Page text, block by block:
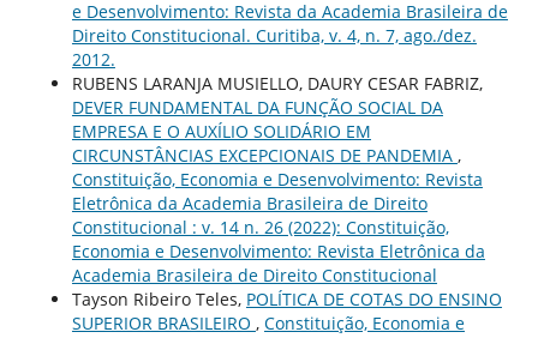
e Desenvolvimento: Revista da Academia Brasileira de
Direito Constitucional. Curitiba, v. 4, n. 7, ago./dez.
2012.
RUBENS LARANJA MUSIELLO, DAURY CESAR FABRIZ,
DEVER FUNDAMENTAL DA FUNÇÃO SOCIAL DA
EMPRESA E O AUXÍLIO SOLIDÁRIO EM
CIRCUNSTÂNCIAS EXCEPCIONAIS DE PANDEMIA ,
Constituição, Economia e Desenvolvimento: Revista
Eletrônica da Academia Brasileira de Direito
Constitucional : v. 14 n. 26 (2022): Constituição,
Economia e Desenvolvimento: Revista Eletrônica da
Academia Brasileira de Direito Constitucional
Tayson Ribeiro Teles, POLÍTICA DE COTAS DO ENSINO
SUPERIOR BRASILEIRO , Constituição, Economia e